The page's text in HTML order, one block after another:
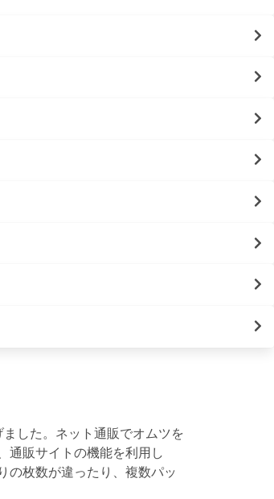
した。ネット通販でオムツを
通販サイトの機能を利用し
の枚数が違ったり、複数パッ